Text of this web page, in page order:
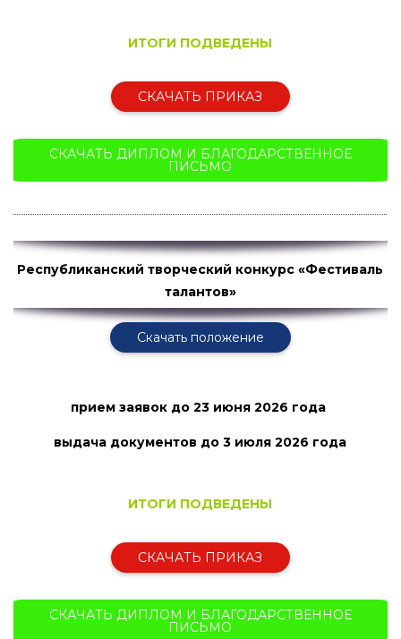
ИТОГИ ПОДВЕДЕНЫ
СКАЧАТЬ ПРИКАЗ
СКАЧАТЬ ДИПЛОМ И БЛАГОДАРСТВЕННОЕ
ПИСЬМО
Республиканский творческий конкурс «Фестиваль
талантов»
Скачать положение
прием заявок до 23 июня 2026 года
выдача документов до 3 июля 2026 года
ИТОГИ ПОДВЕДЕНЫ
СКАЧАТЬ ПРИКАЗ
СКАЧАТЬ ДИПЛОМ И БЛАГОДАРСТВЕННОЕ
ПИСЬМО